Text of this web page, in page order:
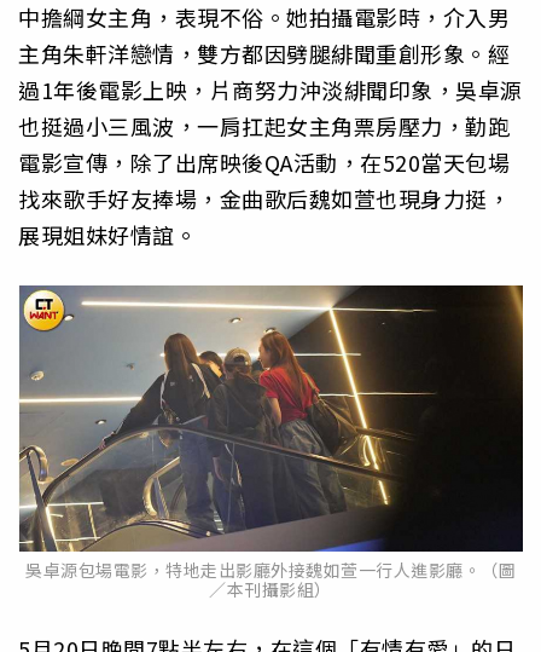
中擔綱女主角，表現不俗。她拍攝電影時，介入男
主角朱軒洋戀情，雙方都因劈腿緋聞重創形象。經
過1年後電影上映，片商努力沖淡緋聞印象，吳卓源
也挺過小三風波，一肩扛起女主角票房壓力，勤跑
電影宣傳，除了出席映後QA活動，在520當天包場
找來歌手好友捧場，金曲歌后魏如萱也現身力挺，
展現姐妹好情誼。
吳卓源包場電影，特地走出影廳外接魏如萱一行人進影廳。（圖
／本刊攝影組）